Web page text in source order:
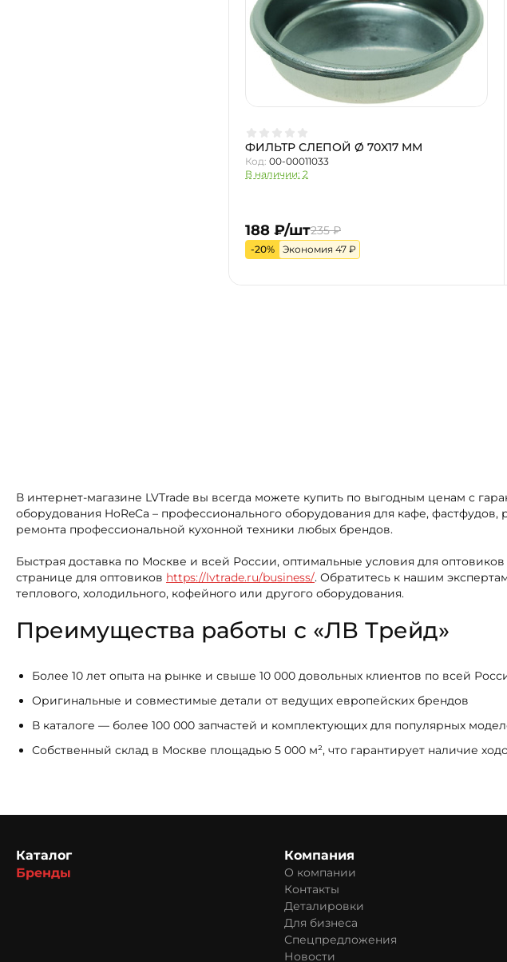
ФИЛЬТР СЛЕПОЙ Ø 70X17 MM
Код: 00-00011033
В наличии: 2
188 ₽/шт235 ₽
-20% Экономия 47 ₽
В интернет-магазине LVTrade вы всегда можете купить по выгодным ценам с
оборудования HoReCa – профессионального оборудования для кафе,
ремонта профессиональной кухонной техники любых брендов.
Быстрая доставка по Москве и всей России, оптимальные условия для
странице для оптовиков https://lvtrade.ru/business/. Обратитесь к нашим
теплового, холодильного, кофейного или другого оборудования.
Преимущества работы с «ЛВ Трейд»
Более 10 лет опыта на рынке и свыше 10 000 довольных клиентов по всей
Оригинальные и совместимые детали от ведущих европейских брендов
В каталоге — более 100 000 запчастей и комплектующих для популярных
Собственный склад в Москве площадью 5 000 м², что гарантирует наличие
Каталог
Бренды
Компания
О компании
Контакты
Деталировки
Для бизнеса
Спецпредложения
Новости